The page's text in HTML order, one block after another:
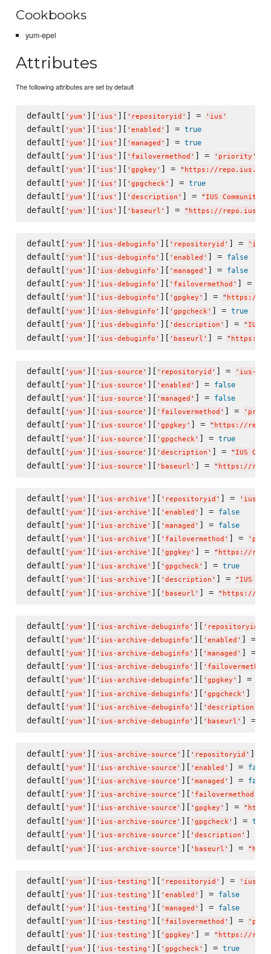
Cookbooks
yum-epel
Attributes
The following attributes are set by default
default[ ' yum ' ][ ' ius ' ][ ' repositoryid ' ] = ' ius '
default[ ' yum ' ][ ' ius ' ][ ' enabled ' ] = true
default[ ' yum ' ][ ' ius ' ][ ' managed ' ] = true
default[ ' yum ' ][ ' ius ' ][ ' failovermethod ' ] = ' priority '
default[ ' yum ' ][ ' ius ' ][ ' gpgkey ' ] = " https://repo.ius.io/
default[ ' yum ' ][ ' ius ' ][ ' gpgcheck' ] = true
default[ ' yum ' ][ ' ius ' ][ ' description ' ] = " IUS
default[ ' yum ' ][ ' ius ' ][ ' baseurl ' ] = " https://
default[ ' yum ' ][ ' ius-debuginfo ' ][ ' repositoryid ' ] = ' ius-
default[ ' yum ' ][ ' ius-debuginfo ' ][ ' enabled ' ] = false
default[ ' yum ' ][ ' ius-debuginfo ' ][ ' managed ' ] = false
default[ ' yum ' ][ ' ius-debuginfo ' ][ ' failovermethod ' ] =
default[ ' yum ' ][ ' ius-debuginfo ' ][ ' gpgkey ' ] = " https://
default[ ' yum ' ][ ' ius-debuginfo ' ][ ' gpgcheck' ] = true
default[ ' yum ' ][ ' ius-debuginfo ' ][ ' description ' ] = " IUS
default[ ' yum ' ][ ' ius-debuginfo ' ][ ' baseurl ' ] = " https://
default[ ' yum ' ][ ' ius-source ' ][ ' repositoryid ' ] = ' ius-
default[ ' yum ' ][ ' ius-source ' ][ ' enabled ' ] = false
default[ ' yum ' ][ ' ius-source ' ][ ' managed ' ] = false
default[ ' yum ' ][ ' ius-source ' ][ ' failovermethod ' ] = '
default[ ' yum ' ][ ' ius-source ' ][ ' gpgkey ' ] = " https://
default[ ' yum ' ][ ' ius-source ' ][ ' gpgcheck ' ] = true
default[ ' yum ' ][ ' ius-source ' ][ ' description ' ] = " IUS
default[ ' yum ' ][ ' ius-source ' ][ ' baseurl ' ] = " https://
default[ ' yum ' ][ ' ius-archive ' ][ ' repositoryid ' ] = ' ius-
default[ ' yum ' ][ ' ius-archive ' ][ ' enabled ' ] = false
default[ ' yum ' ][ ' ius-archive ' ][ ' managed ' ] = false
default[ ' yum ' ][ ' ius-archive ' ][ ' failovermethod ' ] = '
default[ ' yum ' ][ ' ius-archive ' ][ ' gpgkey ' ] = " https://
default[ ' yum ' ][ ' ius-archive ' ][ ' gpgcheck' ] = true
default[ ' yum ' ][ ' ius-archive ' ][ ' description ' ] = " IUS
default[ ' yum ' ][ ' ius-archive ' ][ ' baseurl ' ] = " https://
default[ ' yum ' ][ ' ius-archive-debuginfo ' ][ ' repositoryid
default[ ' yum ' ][ ' ius-archive-debuginfo ' ][ ' enabled ' ] =
default[ ' yum ' ][ ' ius-archive-debuginfo ' ][ ' managed ' ] =
default[ ' yum ' ][ ' ius-archive-debuginfo ' ][ ' failovermethod
default[ ' yum ' ][ ' ius-archive-debuginfo ' ][ ' gpgkey ' ] =
default[ ' yum ' ][ ' ius-archive-debuginfo ' ][ ' gpgcheck' ] =
default[ ' yum ' ][ ' ius-archive-debuginfo ' ][ ' description
default[ ' yum ' ][ ' ius-archive-debuginfo ' ][ ' baseurl ' ] =
default[ ' yum ' ][ ' ius-archive-source ' ][ ' repositoryid ' ] =
default[ ' yum ' ][ ' ius-archive-source ' ][ ' enabled ' ] = false
default[ ' yum ' ][ ' ius-archive-source ' ][ ' managed ' ] = false
default[ ' yum ' ][ ' ius-archive-source ' ][ ' failovermethod
default[ ' yum ' ][ ' ius-archive-source ' ][ ' gpgkey ' ] = "
default[ ' yum ' ][ ' ius-archive-source ' ][ ' gpgcheck ' ] = true
default[ ' yum ' ][ ' ius-archive-source ' ][ ' description ' ] =
default[ ' yum ' ][ ' ius-archive-source ' ][ ' baseurl ' ] = "
default[ ' yum ' ][ ' ius-testing ' ][ ' repositoryid ' ] = ' ius-
default[ ' yum ' ][ ' ius-testing ' ][ ' enabled ' ] = false
default[ ' yum ' ][ ' ius-testing ' ][ ' managed ' ] = false
default[ ' yum ' ][ ' ius-testing ' ][ ' failovermethod ' ] = '
default[ ' yum ' ][ ' ius-testing ' ][ ' gpgkey ' ] = " https://
default[ ' yum ' ][ ' ius-testing ' ][ ' gpgcheck' ] = true